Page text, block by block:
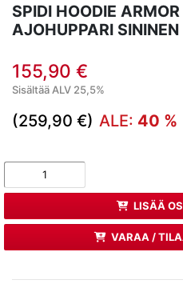
SPIDI HOODIE
AJOHUPPARI SININEN
155,90 €
Sisältää ALV 25,5%
(259,90 €) ALE: 40 %
LISÄÄ
VARAA /